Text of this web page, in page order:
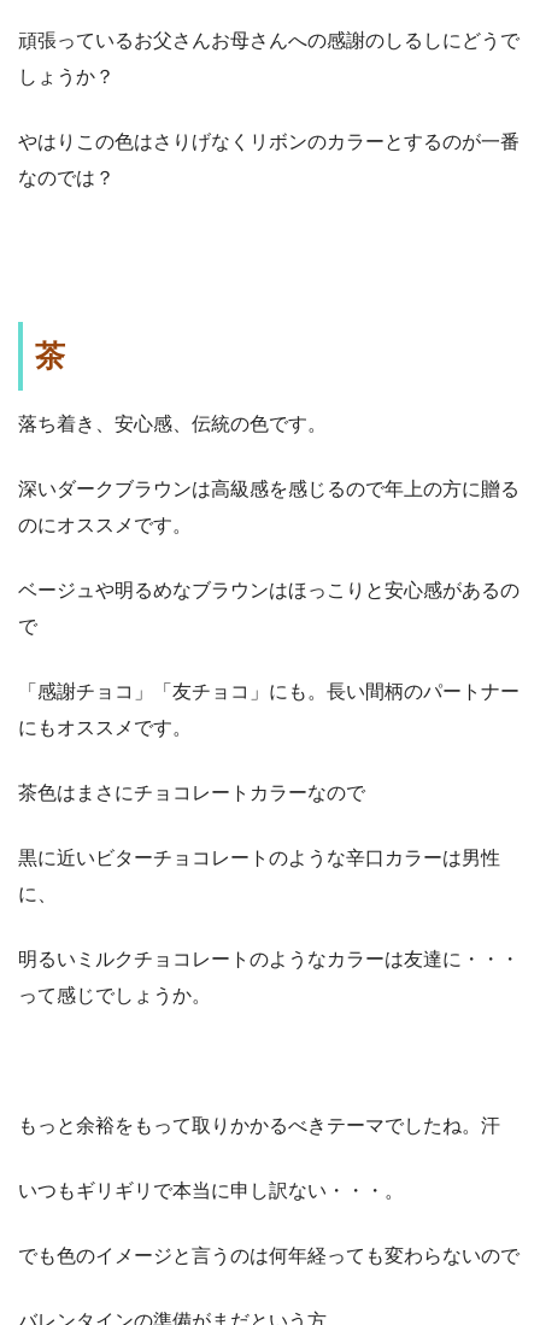
頑張っているお父さんお母さんへの感謝のしるしにどうで
しょうか？
やはりこの色はさりげなくリボンのカラーとするのが一番
なのでは？
茶
落ち着き、安心感、伝統の色です。
深いダークブラウンは高級感を感じるので年上の方に贈る
のにオススメです。
ベージュや明るめなブラウンはほっこりと安心感があるの
で
「感謝チョコ」「友チョコ」にも。長い間柄のパートナー
にもオススメです。
茶色はまさにチョコレートカラーなので
黒に近いビターチョコレートのような辛口カラーは男性
に、
明るいミルクチョコレートのようなカラーは友達に・・・
って感じでしょうか。
もっと余裕をもって取りかかるべきテーマでしたね。汗
いつもギリギリで本当に申し訳ない・・・。
でも色のイメージと言うのは何年経っても変わらないので